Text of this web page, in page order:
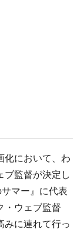
化において、わ
ブ監督が決定し
マー』に代表
・ウェブ監督
みに連れて行っ